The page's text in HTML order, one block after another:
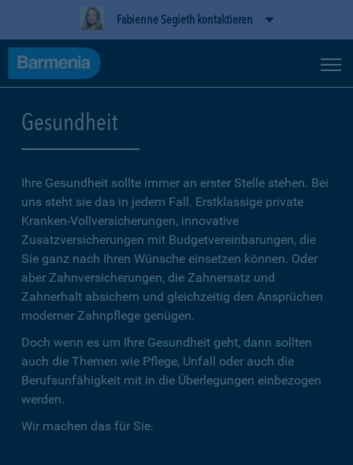
Fabienne Segieth kontaktieren
Gesundheit
Ihre Gesundheit sollte immer an erster Stelle stehen. Bei
uns steht sie das in jedem Fall. Erstklassige private
Kranken-Vollversicherungen, innovative
Zusatzversicherungen mit Budgetvereinbarungen, die
Sie ganz nach Ihren Wünsche einsetzen können. Oder
aber Zahnversicherungen, die Zahnersatz und
Zahnerhalt absichern und gleichzeitig den Ansprüchen
moderner Zahnpflege genügen.
Doch wenn es um Ihre Gesundheit geht, dann sollten
auch die Themen wie Pflege, Unfall oder auch die
Berufsunfähigkeit mit in die Überlegungen einbezogen
werden.
Wir machen das für Sie.